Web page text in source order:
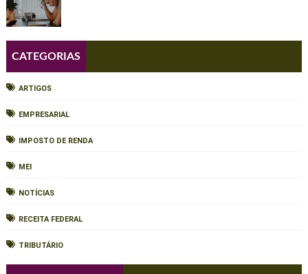
CATEGORIAS
ARTIGOS
EMPRESARIAL
IMPOSTO DE RENDA
MEI
NOTÍCIAS
RECEITA FEDERAL
TRIBUTÁRIO